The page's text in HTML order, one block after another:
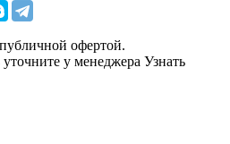
офертой.
у менеджера Узнать